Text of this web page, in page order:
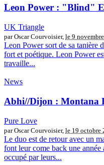
Leon Power : "Blind"
UK Triangle
par Oscar Courvoisier, le 9
Leon Power sort de sa tanière
fort et poétique. Leon Power
travaille...
News
Abhi//Dijon : Montana
Pure Love
par Oscar Courvoisier, le 19 octobre
Le duo est de retour avec un
font leur come back une
occupé par leurs...